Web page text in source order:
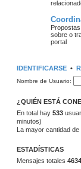
sobre o
portal
IDENTIFICARSE •
Nombre de Usuario:
¿QUIÉN ESTÁ
En total hay 533
minutos)
La mayor cantidad
ESTADÍSTICAS
Mensajes totales